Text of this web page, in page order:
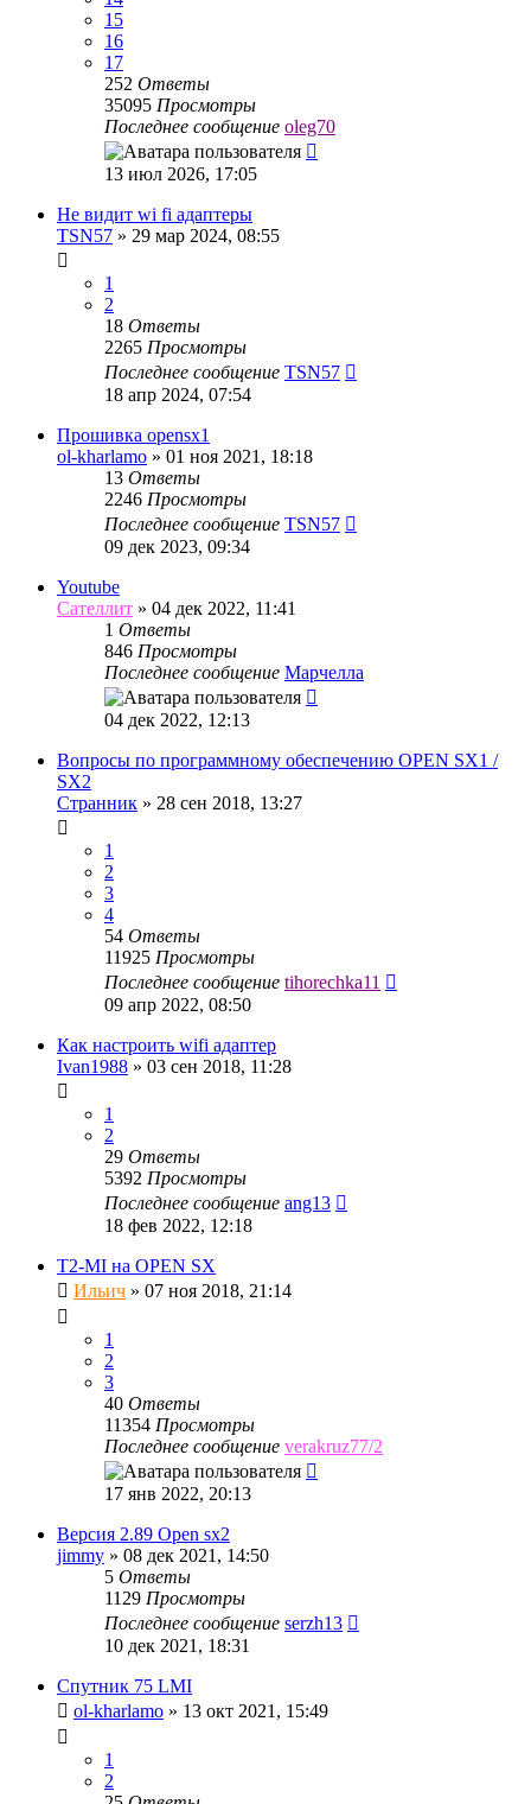
15
16
17
252 Ответы
35095 Просмотры
Последнее сообщение oleg70
13 июл 2026, 17:05
Не видит wi fi адаптеры
TSN57 » 29 мар 2024, 08:55
1
2
18 Ответы
2265 Просмотры
Последнее сообщение TSN57
18 апр 2024, 07:54
Прошивка opensx1
ol-kharlamo » 01 ноя 2021, 18:18
13 Ответы
2246 Просмотры
Последнее сообщение TSN57
09 дек 2023, 09:34
Youtube
Сателлит » 04 дек 2022, 11:41
1 Ответы
846 Просмотры
Последнее сообщение Марчелла
04 дек 2022, 12:13
Вопросы по программному обеспечению OPEN SX1 /
SX2
Странник » 28 сен 2018, 13:27
1
2
3
4
54 Ответы
11925 Просмотры
Последнее сообщение tihorechka11
09 апр 2022, 08:50
Как настроить wifi адаптер
Ivan1988 » 03 сен 2018, 11:28
1
2
29 Ответы
5392 Просмотры
Последнее сообщение ang13
18 фев 2022, 12:18
T2-MI на OPEN SX
Ильич » 07 ноя 2018, 21:14
1
2
3
40 Ответы
11354 Просмотры
Последнее сообщение verakruz77/2
17 янв 2022, 20:13
Версия 2.89 Open sx2
jimmy » 08 дек 2021, 14:50
5 Ответы
1129 Просмотры
Последнее сообщение serzh13
10 дек 2021, 18:31
Cпутник 75 LMI
ol-kharlamo » 13 окт 2021, 15:49
1
2